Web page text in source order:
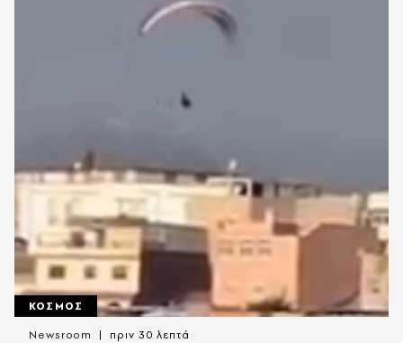
ΚΟΣΜΟΣ
Newsroom πριν 30 λεπτά